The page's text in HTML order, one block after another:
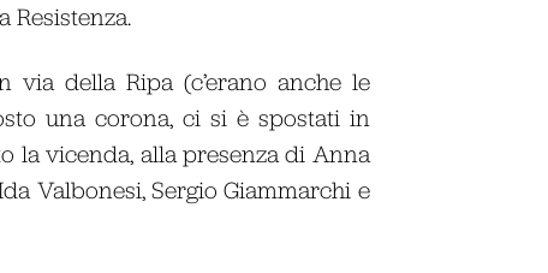
Resistenza.
via della Ripa (c’erano anche le
una corona, ci si è spostati in
la vicenda, alla presenza di Anna
Valbonesi, Sergio Giammarchi e